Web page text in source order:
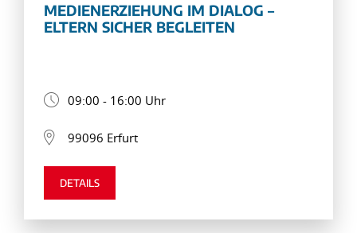
MEDIENERZIEHUNG IM DIALOG –
ELTERN SICHER BEGLEITEN
09:00 - 16:00 Uhr
99096 Erfurt
DETAILS